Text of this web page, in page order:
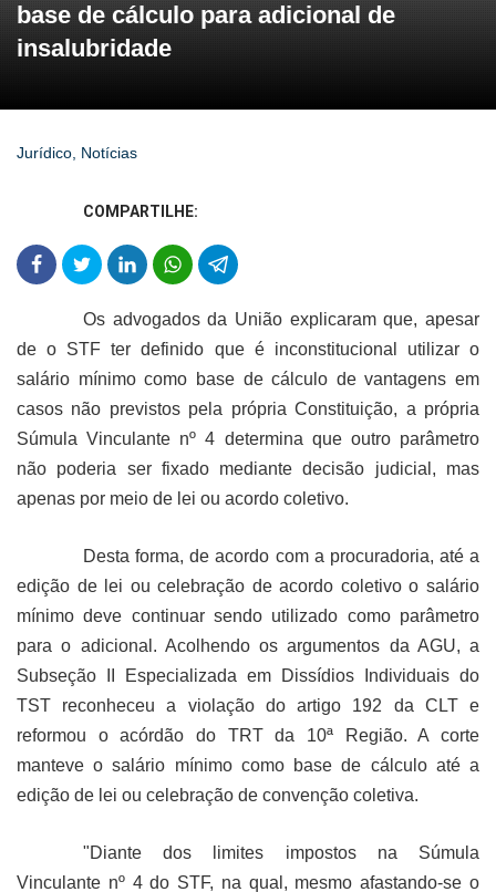
base de cálculo para adicional de
insalubridade
Jurídico, Notícias
COMPARTILHE:
Os advogados da União explicaram que, apesar
de o STF ter definido que é inconstitucional utilizar o
salário mínimo como base de cálculo de vantagens em
casos não previstos pela própria Constituição, a própria
Súmula Vinculante nº 4 determina que outro parâmetro
não poderia ser fixado mediante decisão judicial, mas
apenas por meio de lei ou acordo coletivo.
Desta forma, de acordo com a procuradoria, até a
edição de lei ou celebração de acordo coletivo o salário
mínimo deve continuar sendo utilizado como parâmetro
para o adicional. Acolhendo os argumentos da AGU, a
Subseção II Especializada em Dissídios Individuais do
TST reconheceu a violação do artigo 192 da CLT e
reformou o acórdão do TRT da 10ª Região. A corte
manteve o salário mínimo como base de cálculo até a
edição de lei ou celebração de convenção coletiva.
"Diante dos limites impostos na Súmula
Vinculante nº 4 do STF, na qual, mesmo afastando-se o